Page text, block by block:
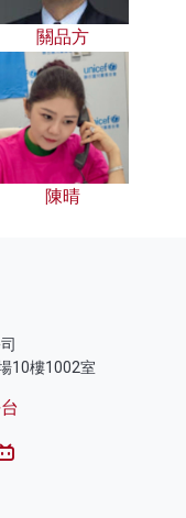
關品方
陳晴
10樓1002室